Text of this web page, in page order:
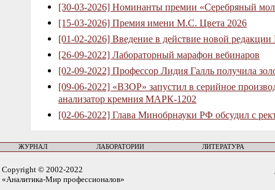
[30-03-2026] Номинанты премии «Серебряный
[15-03-2026] Премия имени М.С. Цвета 2026
[01-02-2026] Введение в действие новой
[26-09-2022] Лабораторный марафон вебинаров
[02-09-2022] Профессор Лидия Галль получила
[09-06-2022] «ВЗОР» запустил в серийное
анализатор кремния МАРК-1202
[02-06-2022] Глава Минобрнауки РФ обсудил с
ЖУРНАЛ ЛАБОРАТОРИИ ЛИТЕРАТУРА
Copyright © 2002-2022
«Аналитика-Мир профессионалов»